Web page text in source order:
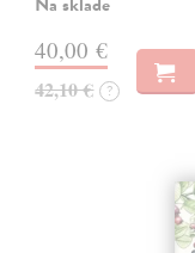
40,00 €
42,10 € ?